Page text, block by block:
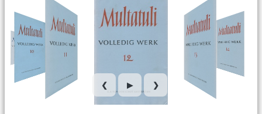
❮ ▶ ❯